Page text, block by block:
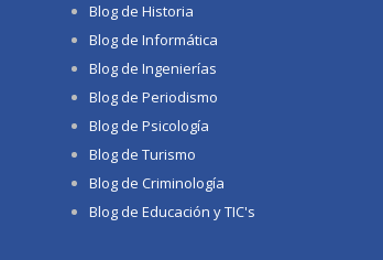
Blog de Historia
Blog de Informática
Blog de Ingenierías
Blog de Periodismo
Blog de Psicología
Blog de Turismo
Blog de Criminología
Blog de Educación y TIC's